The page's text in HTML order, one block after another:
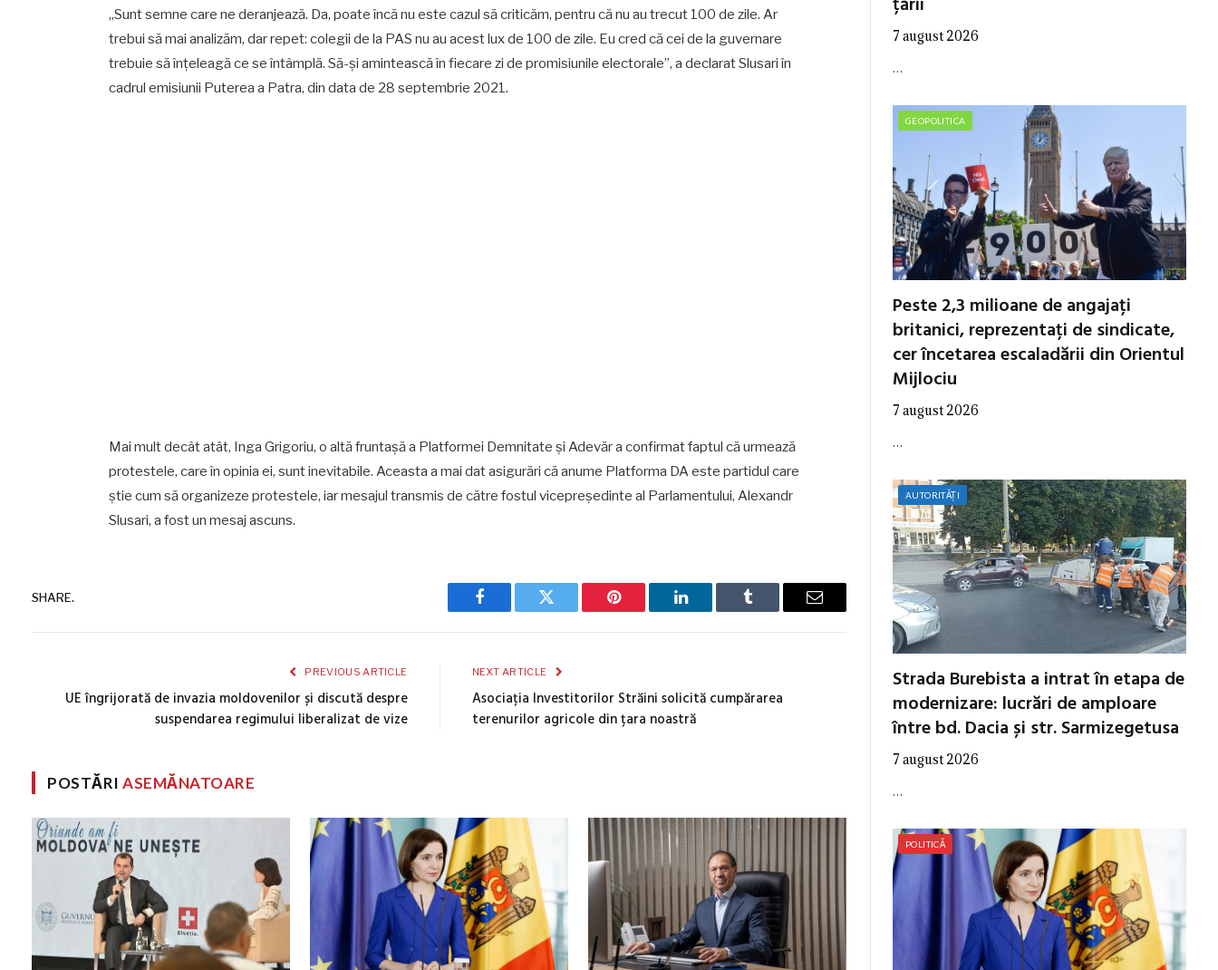
„Sunt semne care ne deranjează. Da, poate încă nu este cazul să criticăm, pentru că nu au trecut 100 de zile. Ar
trebui să mai analizăm, dar repet: colegii de la PAS nu au acest lux de 100 de zile. Eu cred că cei de la guvernare
trebuie să înțeleagă ce se întâmplă. Să-și amintească în fiecare zi de promisiunile electorale”, a declarat Slusari în
cadrul emisiunii Puterea a Patra, din data de 28 septembrie 2021.
Mai mult decât atât, Inga Grigoriu, o altă fruntașă a Platformei Demnitate și Adevăr a confirmat faptul că urmează
protestele, care în opinia ei, sunt inevitabile. Aceasta a mai dat asigurări că anume Platforma DA este partidul care
știe cum să organizeze protestele, iar mesajul transmis de către fostul vicepreședinte al Parlamentului, Alexandr
Slusari, a fost un mesaj ascuns.
SHARE.
Facebook Twitter Pinterest LinkedIn Tumblr Email
PREVIOUS ARTICLE
UE îngrijorată de invazia moldovenilor și discută despre
suspendarea regimului liberalizat de vize
NEXT ARTICLE
Asociația Investitorilor Străini solicită cumpărarea
terenurilor agricole din țara noastră
POSTĂRIASEMĂNATOARE
7 august 2026
…
GEOPOLITICA
Peste 2,3 milioane de angajați
britanici, reprezentați de sindicate,
cer încetarea escaladării din Orientul
Mijlociu
7 august 2026
…
AUTORITĂȚI
Strada Burebista a intrat în etapa de
modernizare: lucrări de amploare
între bd. Dacia și str. Sarmizegetusa
7 august 2026
…
POLITICĂ